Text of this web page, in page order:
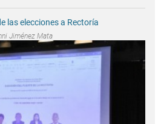
las elecciones a Rectoría
Jiménez Mata